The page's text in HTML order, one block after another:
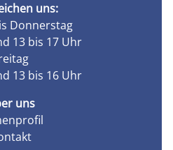
uns:
Donnerstag
13 bis 17 Uhr
13 bis 16 Uhr
uns